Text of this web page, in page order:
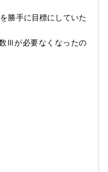
勝手に目標にしていた
Ⅲが必要なくなったの